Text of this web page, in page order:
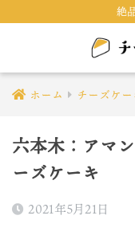
絶
ホーム チーズケ
六本木：アマ
ーズケーキ
2021年5月21日